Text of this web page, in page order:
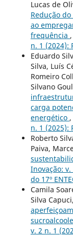
Lucas de
Redução
ao
frequência ,
n. 1 (2024):
Eduardo
Silva, Luís
Romeiro
Silvano
carga
energético ,
n. 1 (2025):
Roberto
Paiva,
Inovação:
do 17º
Camila
Silva
v. 2 n. 1